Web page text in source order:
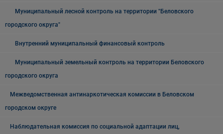
Муниципальный лесной контроль на территории "Беловского
городского округа"
Внутренний муниципальный финансовый контроль
Муниципальный земельный контроль на территории Беловского
городского округа
Межведомственная антинаркотическая комиссии в Беловском
городском округе
Наблюдательная комиссия по социальной адаптации лиц,